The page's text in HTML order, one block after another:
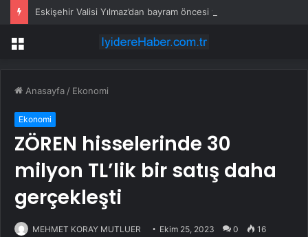
Menü
Anasayfa / Ekonomi
Ekonomi
ZÖREN hisselerinde 30
milyon TL’lik bir satış daha
gerçekleşti
MEHMET KORAY MUTLUER Ekim 25, 2023 0 16